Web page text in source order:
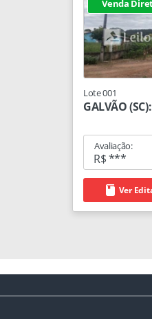
Venda
Lote 001
GALVÃO
Avaliação:
R$ ***
Ver